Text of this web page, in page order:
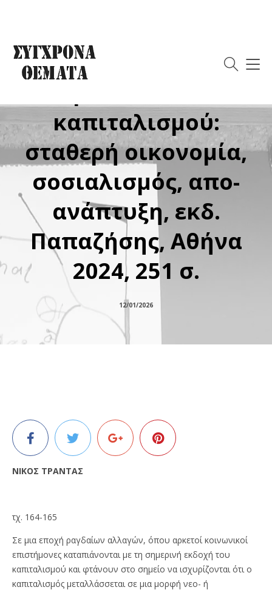
Θεόδωρος Λιανός, Το
καπιταλισμού:
σταθερή οικονομία,
σοσιαλισμός, απο-
ανάπτυξη, εκδ.
Παπαζήσης, Αθήνα
2024, 251 σ.
12/01/2026
ΝΙΚΟΣ ΤΡΑΝΤΑΣ
τχ. 164-165
Σε μια εποχή ραγδαίων αλλαγών, όπου αρκετοί κοινωνικοί
επιστήμονες καταπιάνονται με τη σημερινή εκδοχή του
καπιταλισμού και φτάνουν στο σημείο να ισχυρίζονται ότι ο
καπιταλισμός μεταλλάσσεται σε μια μορφή νεο- ή